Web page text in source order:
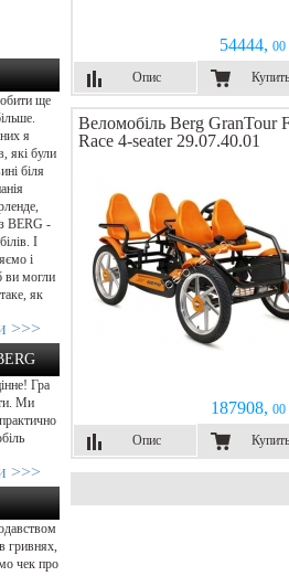
ще
я
які були
біля
BERG -
І
і
ви могли
як
>>>
Гра
Ми
>>>
гривнях,
чек про
54444, 00
Опис
Купить
Веломобіль Berg GranTour
Race 4-seater 29.07.40.01
187908, 00
Опис
Купить